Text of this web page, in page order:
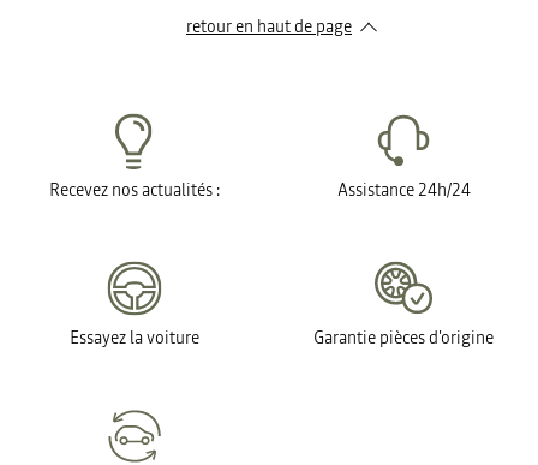
retour en haut de page​
Recevez nos actualités : Assistance 24h/24
Essayez la voiture Garantie pièces d'origine